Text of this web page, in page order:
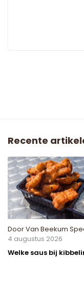
Recente
DoorVan Beekum
4 augustus 2026
Welke saus bij